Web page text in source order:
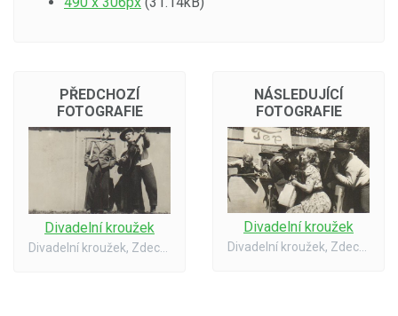
PŘEDCHOZÍ
FOTOGRAFIE
Divadelní kroužek
NÁSLEDUJÍCÍ
FOTOGRAFIE
Divadelní kroužek
Divadelní kroužek, Zdechovice. Na obrázku je paní Miluška - 1954